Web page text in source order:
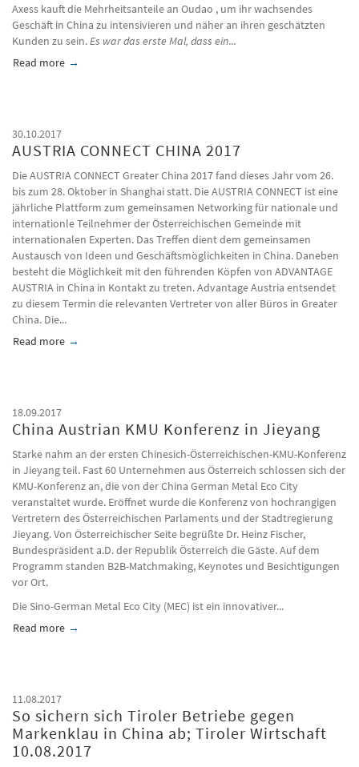
Axess kauft die Mehrheitsanteile an Oudao , um ihr wachsendes
Geschäft in China zu intensivieren und näher an ihren geschätzten
Kunden zu sein.Es war das erste Mal, dass ein...
Read more about Axess AG kauft Mehrheit an der OUDAO Vast
30.10.2017
AUSTRIA CONNECT CHINA 2017
Die AUSTRIA CONNECT Greater China 2017 fand dieses Jahr vom 26.
bis zum 28. Oktober in Shanghai statt. Die AUSTRIA CONNECT ist eine
jährliche Plattform zum gemeinsamen Networking für nationale und
internationle Teilnehmer der Österreichischen Gemeinde mit
internationalen Experten. Das Treffen dient dem gemeinsamen
Austausch von Ideen und Geschäftsmöglichkeiten in China. Daneben
besteht die Möglichkeit mit den führenden Köpfen von ADVANTAGE
AUSTRIA in China in Kontakt zu treten. Advantage Austria entsendet
zu diesem Termin die relevanten Vertreter von aller Büros in Greater
China. Die...
Read more about AUSTRIA CONNECT CHINA 2017
18.09.2017
China Austrian KMU Konferenz in Jieyang
Starke nahm an der ersten Chinesich-Österreichischen-KMU-Konferenz
in Jieyang teil. Fast 60 Unternehmen aus Österreich schlossen sich der
KMU-Konferenz an, die von der China German Metal Eco City
veranstaltet wurde. Eröffnet wurde die Konferenz von hochrangigen
Vertretern des Österreichischen Parlaments und der Stadtregierung
Jieyang. Von Österreichischer Seite begrüßte Dr. Heinz Fischer,
Bundespräsident a.D. der Republik Österreich die Gäste. Auf dem
Programm standen B2B-Matchmaking, Keynotes und Besichtigungen
vor Ort.
Die Sino-German Metal Eco City (MEC) ist ein innovativer...
Read more about China Austrian KMU Konferenz in Jieyang
11.08.2017
So sichern sich Tiroler Betriebe gegen
Markenklau in China ab; Tiroler Wirtschaft
10.08.2017